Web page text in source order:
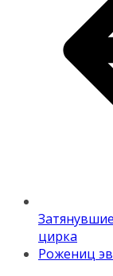
цирка
Рожениц